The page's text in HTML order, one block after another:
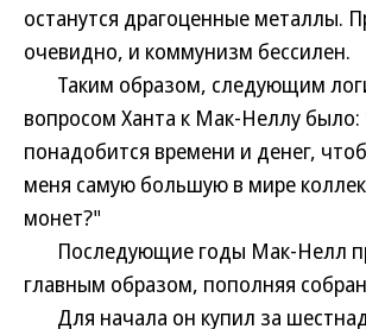
останутся драгоценные металлы.
очевидно, и коммунизм бессилен.
Таким образом, следующим
вопросом Ханта к Мак-Неллу было:
понадобится времени и денег,
меня самую большую в мире
монет?"
Последующие годы Мак-Нелл
главным образом, пополняя
Для начала он купил за